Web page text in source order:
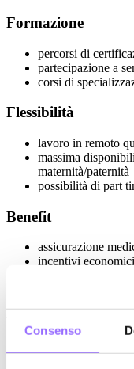
Consenso
Formazione
percorsi di
partecipazione a
corsi di
Flessibilità
lavoro in remoto
massima
maternità/paternità
possibilità di part
Benefit
assicurazione
incentivi
Posizioni
Social Media